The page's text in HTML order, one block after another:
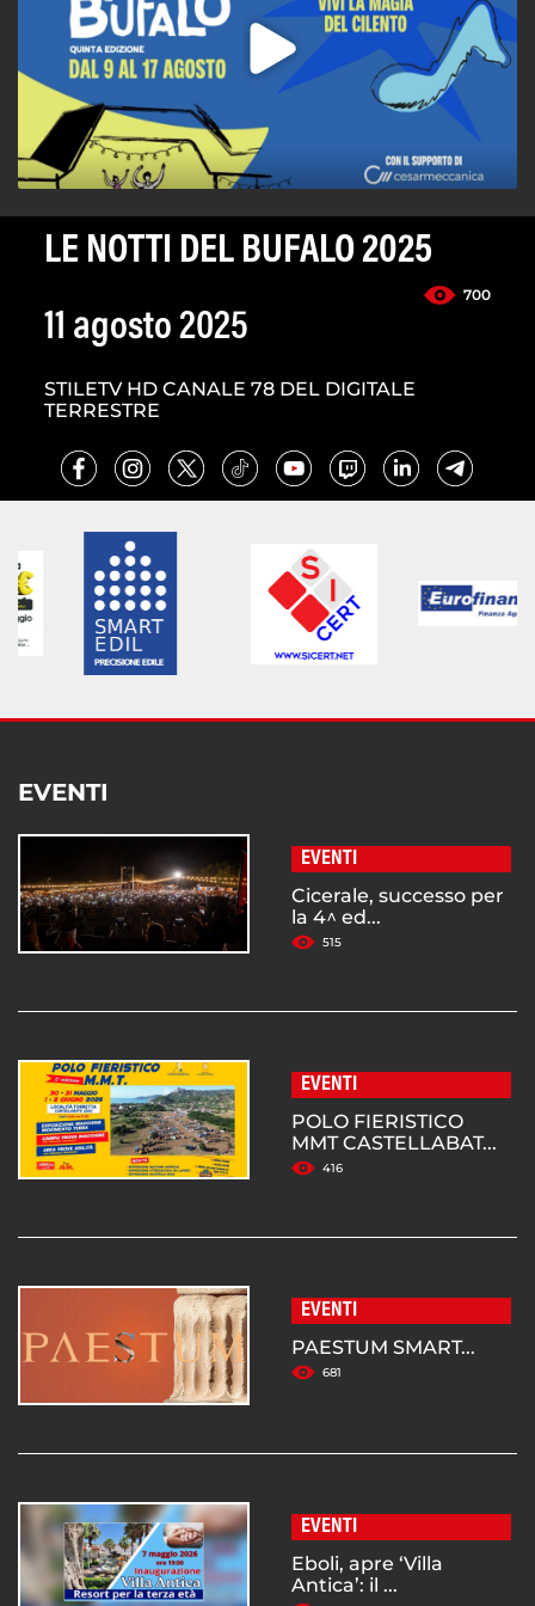
LE NOTTI DEL BUFALO 2025
700
11 agosto 2025
STILETV HD CANALE 78 DEL DIGITALE
TERRESTRE
EVENTI
EVENTI
Cicerale, successo per
la 4^ ed...
515
EVENTI
POLO FIERISTICO
MMT CASTELLABAT...
416
EVENTI
PAESTUM SMART...
681
EVENTI
Eboli, apre ‘Villa
Antica’: il ...